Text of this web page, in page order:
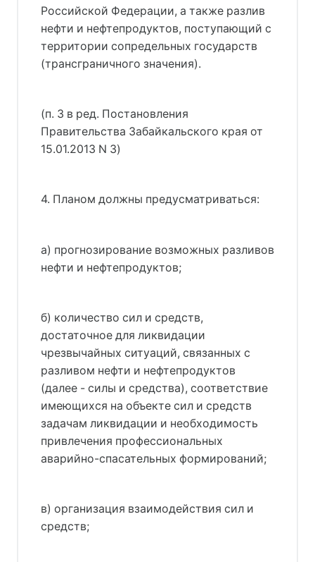
Российской Федерации, а также разлив
нефти и нефтепродуктов, поступающий с
территории сопредельных государств
(трансграничного значения).
(п. 3 в ред. Постановления
Правительства Забайкальского края от
15.01.2013 N 3)
4. Планом должны предусматриваться:
а) прогнозирование возможных разливов
нефти и нефтепродуктов;
б) количество сил и средств,
достаточное для ликвидации
чрезвычайных ситуаций, связанных с
разливом нефти и нефтепродуктов
(далее - силы и средства), соответствие
имеющихся на объекте сил и средств
задачам ликвидации и необходимость
привлечения профессиональных
аварийно-спасательных формирований;
в) организация взаимодействия сил и
средств;